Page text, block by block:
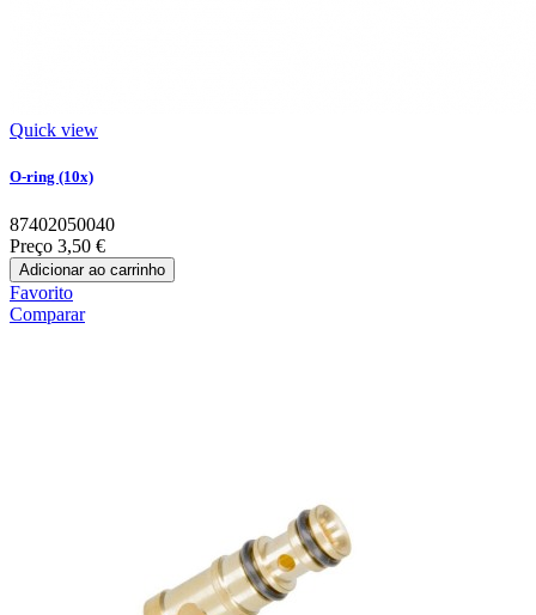
Quick view
O-ring (10x)
87402050040
Preço 3,50 €
Adicionar ao carrinho
Favorito
Comparar